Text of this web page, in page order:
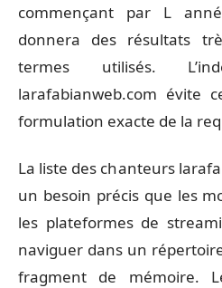
commençant par L
donnera des résultats
termes utilisés.
larafabianweb.com évite
formulation exacte de la
La liste des chanteurs
un besoin précis que les
les plateformes de
naviguer dans un
fragment de mémoire.